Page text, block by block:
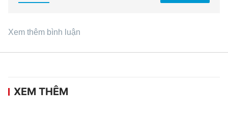
Xem thêm bình luận
XEM THÊM